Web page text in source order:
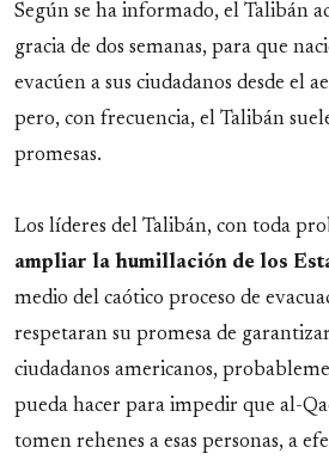
Según se ha informado, el Talibán
gracia de dos semanas, para que
evacúen a sus ciudadanos desde el
pero, con frecuencia, el Talibán
promesas.
Los líderes del Talibán, con toda
ampliar la humillación de los
medio del caótico proceso de
respetaran su promesa de
ciudadanos americanos,
pueda hacer para impedir que al-
tomen rehenes a esas personas, a